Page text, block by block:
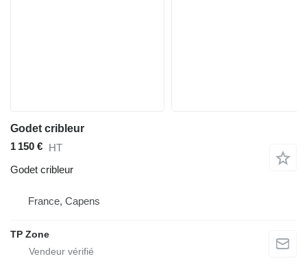
Godet cribleur
1 150 € HT
Godet cribleur
France, Capens
TP Zone